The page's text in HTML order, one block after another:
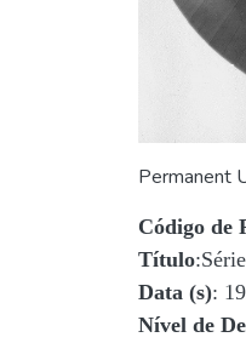
Permanent
Código de
Título
Data (s):
Nível de